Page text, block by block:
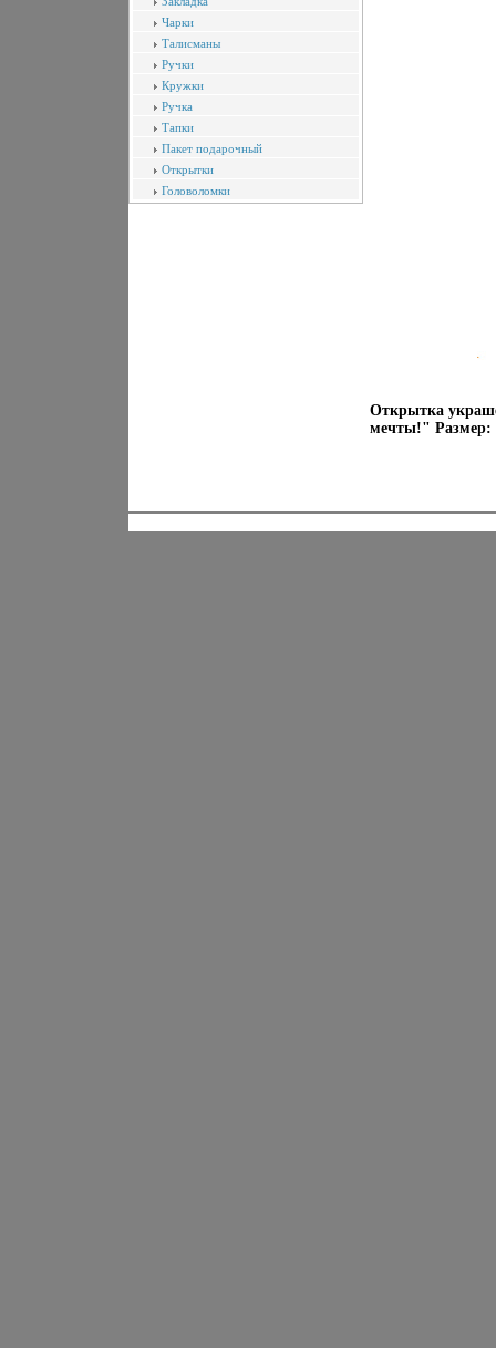
Чарки
Талисманы
Ручки
Кружки
Ручка
Тапки
Пакет подарочный
Открытки
Головоломки
Открытка
мечты!" Размер: